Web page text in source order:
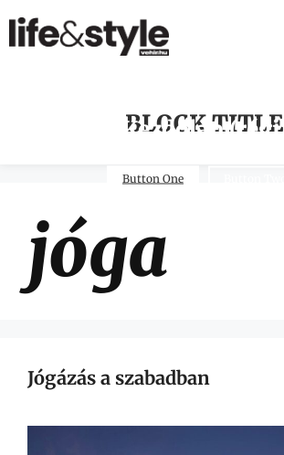
BLOCK TITLE
Kezdőlap (régi)
Button One
jóga
Jógázás a szabadban